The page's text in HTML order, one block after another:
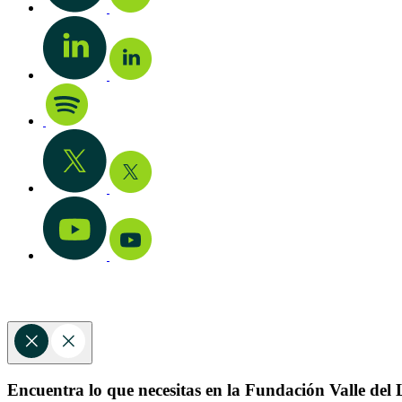
Encuentra lo que necesitas en la Fundación Valle del